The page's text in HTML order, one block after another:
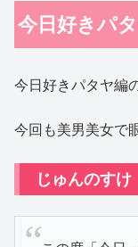
今日好きパ
今日好きパタヤ編
今回も美男美女で
じゅんのすけ